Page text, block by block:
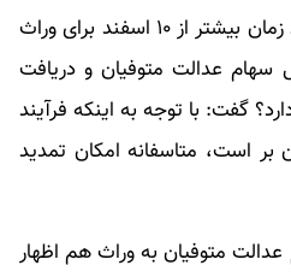
این پرسش که احتمال تمدید زمان بیشتر از ۱۰ اسفند برای وراث
سهام عدالت متوفیان و دریافت
گفت: با توجه به اینکه فرآیند
است، متاسفانه امکان تمدید
عدالت متوفیان به وراث هم اظهار